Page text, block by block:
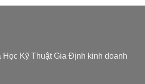
Học Kỹ Thuật Gia Định kinh doanh